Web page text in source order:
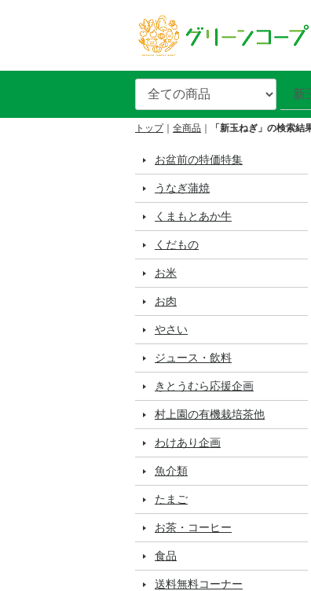
トップ 全商品 「新玉ねぎ」の検索結
お盆前の特価特集
うなぎ蒲焼
くまもとあか牛
くだもの
お米
お肉
やさい
ジュース・飲料
きとうむら応援企画
村上園の有機栽培茶他
わけあり企画
魚介類
たまご
お茶・コーヒー
食品
送料無料コーナー